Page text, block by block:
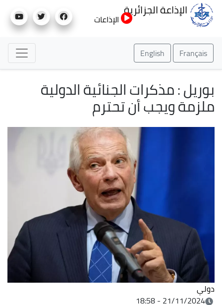
إلى
الإذاعة الجزائرية
الإذاعات
Français
English
بوريل : مذكرات الجنائية الدولية
ملزمة ويجب أن تحترم
دولي
21/11/2024 - 18:58